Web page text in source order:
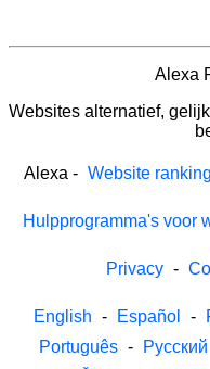
Alexa
Websites alternatief,
Alexa - Website ranking
Hulpprogramma's voor
Privacy -
English - Español -
Português - Русский